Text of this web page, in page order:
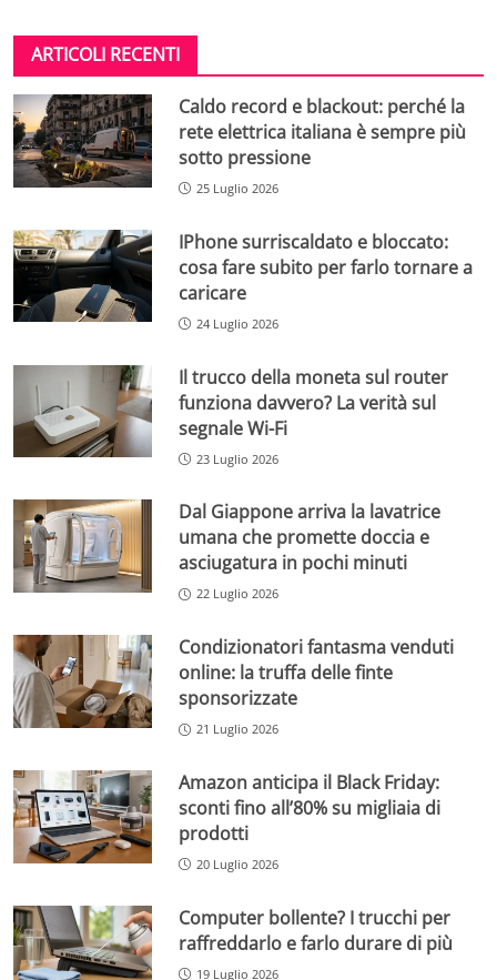
ARTICOLI RECENTI
Caldo record e blackout: perché la
rete elettrica italiana è sempre più
sotto pressione
25 Luglio 2026
IPhone surriscaldato e bloccato:
cosa fare subito per farlo tornare a
caricare
24 Luglio 2026
Il trucco della moneta sul router
funziona davvero? La verità sul
segnale Wi-Fi
23 Luglio 2026
Dal Giappone arriva la lavatrice
umana che promette doccia e
asciugatura in pochi minuti
22 Luglio 2026
Condizionatori fantasma venduti
online: la truffa delle finte
sponsorizzate
21 Luglio 2026
Amazon anticipa il Black Friday:
sconti fino all’80% su migliaia di
prodotti
20 Luglio 2026
Computer bollente? I trucchi per
raffreddarlo e farlo durare di più
19 Luglio 2026